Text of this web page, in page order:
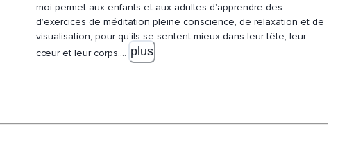
moi permet aux enfants et aux adultes d’apprendre des
d’exercices de méditation pleine conscience, de relaxation et de
visualisation, pour qu’ils se sentent mieux dans leur tête, leur
cœur et leur corps.... plus